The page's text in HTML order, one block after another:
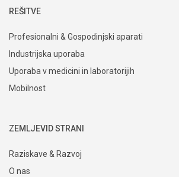
REŠITVE
Profesionalni & Gospodinjski aparati
Industrijska uporaba
Uporaba v medicini in laboratorijih
Mobilnost
ZEMLJEVID STRANI
Raziskave & Razvoj
O nas